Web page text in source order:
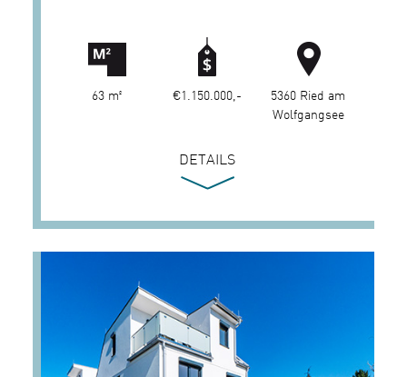
63 m² €1.150.000,-
5360 Ried am
Wolfgangsee
DETAILS